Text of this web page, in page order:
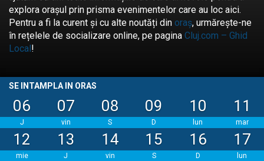
explora orașul prin prisma evenimentelor care au loc aici.
Pentru a fi la curent și cu alte noutăți din oraș, urmărește-ne
în rețelele de socializare online, pe pagina Cluj.com – Ghid
Local !
SE INTAMPLA IN ORAS
06
J
07
vin
08
S
09
D
10
lun
11
mar
12
mie
13
J
14
vin
15
S
16
D
17
lun